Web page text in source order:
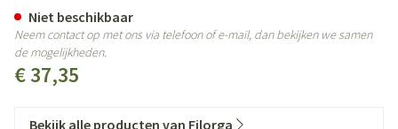
€ 37,35
Niet beschikbaar
Neem contact op met ons via telefoon of e-mail, dan bekijken we samen
de mogelijkheden.
Bekijk alle producten van Filorga